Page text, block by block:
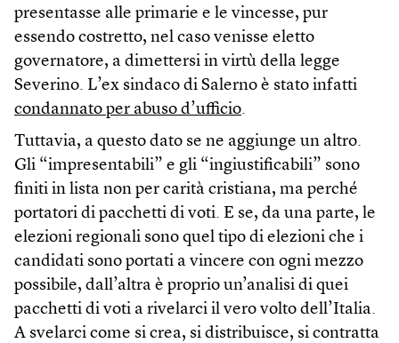
presentasse alle primarie e le vincesse, pur
essendo costretto, nel caso venisse eletto
governatore, a dimettersi in virtù della legge
Severino. L’ex sindaco di Salerno è stato infatti
condannato per abuso d’ufficio.
Tuttavia, a questo dato se ne aggiunge un altro.
Gli “impresentabili” e gli “ingiustificabili” sono
finiti in lista non per carità cristiana, ma perché
portatori di pacchetti di voti. E se, da una parte, le
elezioni regionali sono quel tipo di elezioni che i
candidati sono portati a vincere con ogni mezzo
possibile, dall’altra è proprio un’analisi di quei
pacchetti di voti a rivelarci il vero volto dell’Italia.
A svelarci come si crea, si distribuisce, si contratta